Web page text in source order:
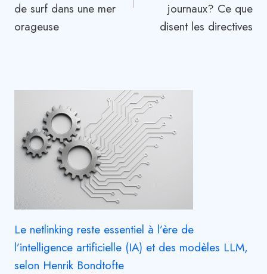
de surf dans une mer
orageuse
journaux? Ce que
disent les directives
Le netlinking reste essentiel à l’ère de
l’intelligence artificielle (IA) et des modèles LLM,
selon Henrik Bondtofte